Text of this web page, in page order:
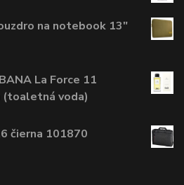
na notebook 13"
La Force 11
(toaletná voda)
čierna 101870